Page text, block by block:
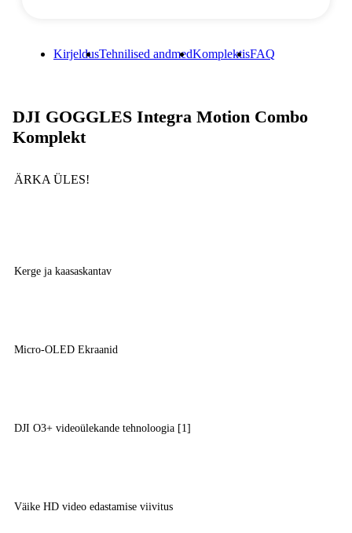
KirjeldusTehnilised andmedKomplektisFAQ
DJI GOGGLES Integra Motion Combo
Komplekt
ÄRKA ÜLES!
Kerge ja kaasaskantav
Micro-OLED Ekraanid
DJI O3+ videoülekande tehnoloogia [1]
Väike HD video edastamise viivitus